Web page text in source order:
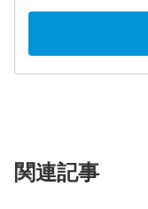
関連記事